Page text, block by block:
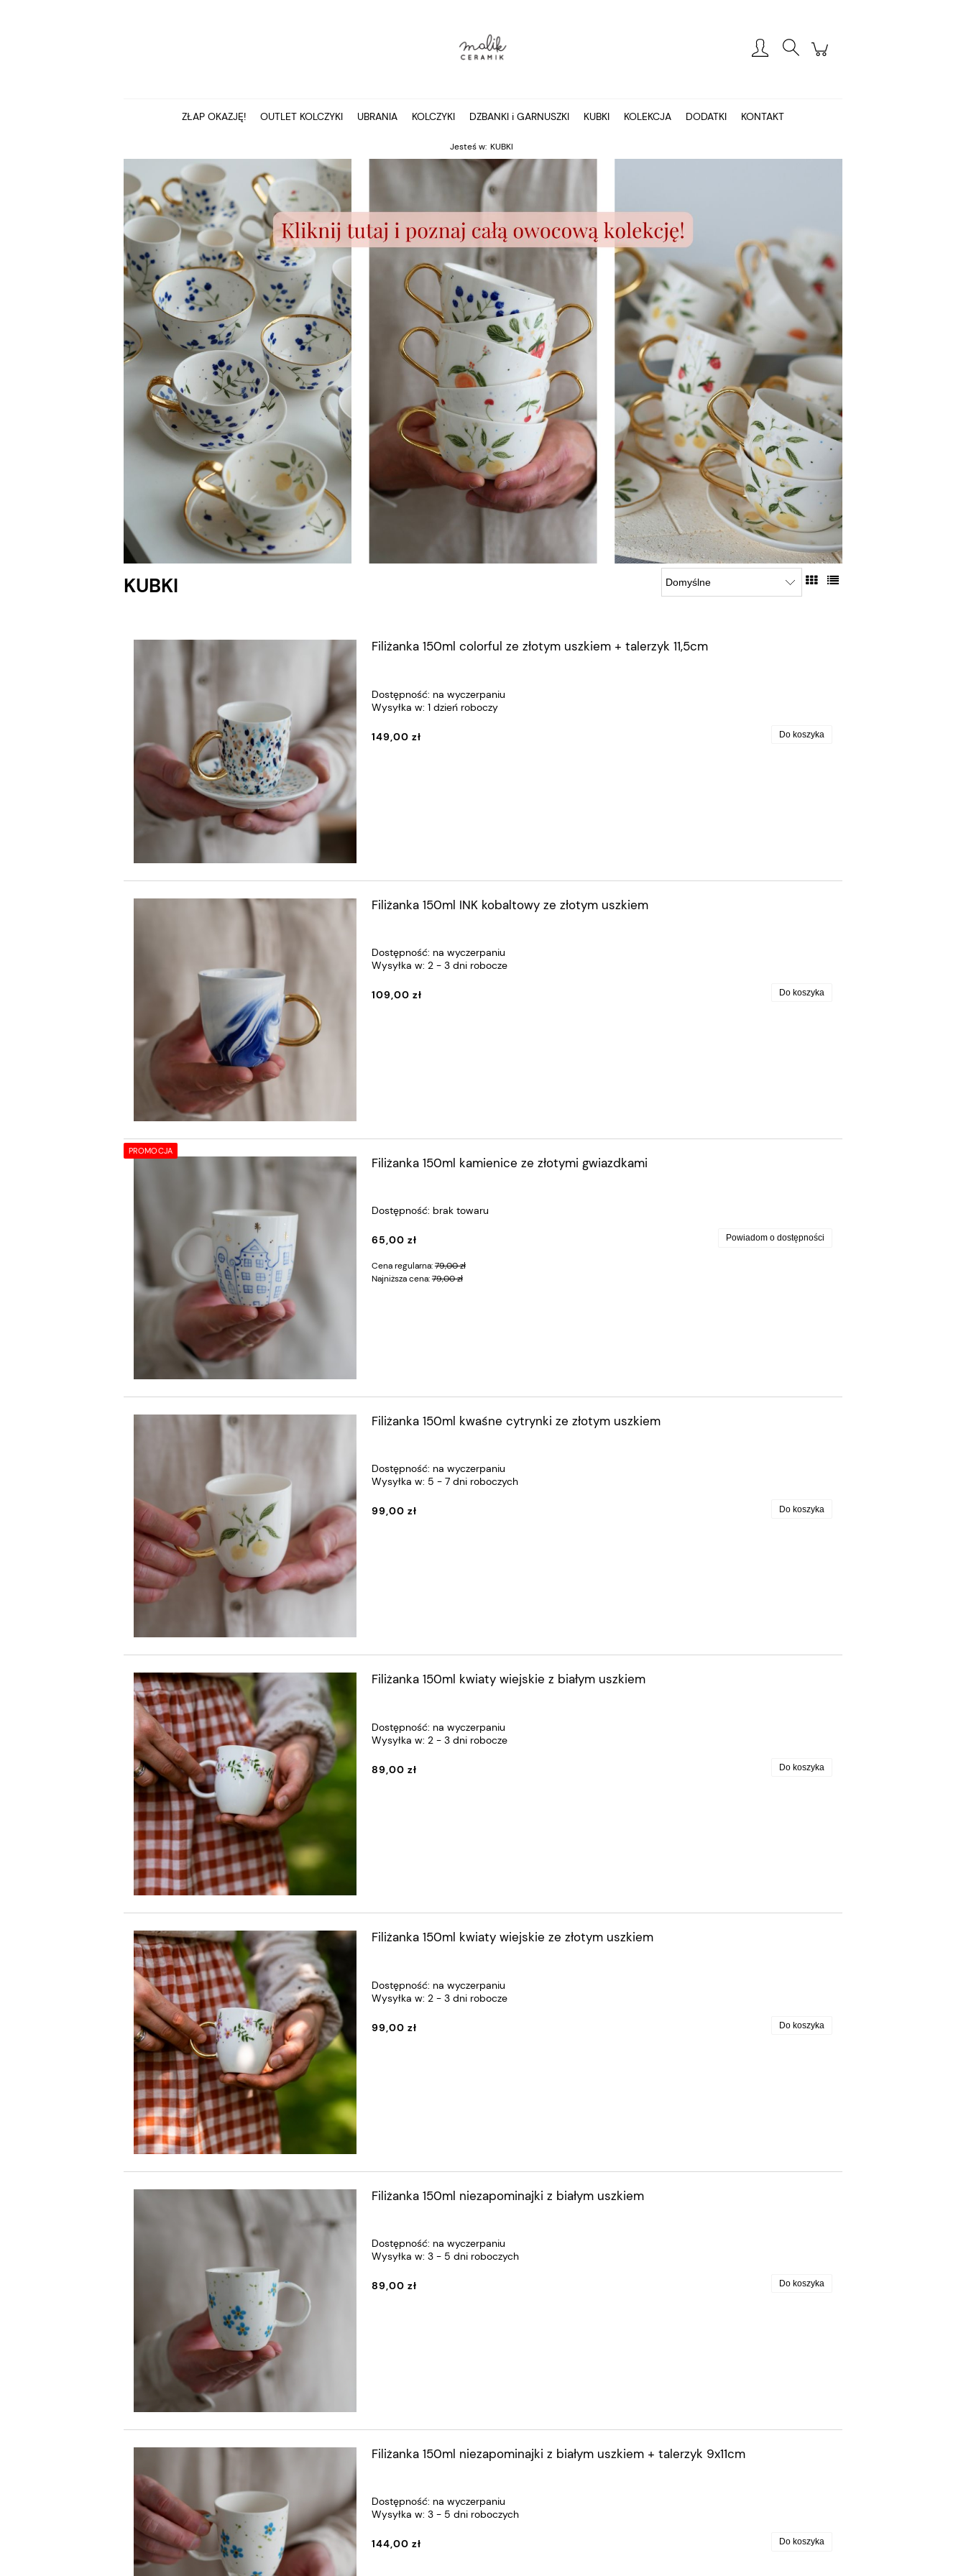
ZŁAP OKAZJĘ! OUTLET KOLCZYKI UBRANIA KOLCZYKI DZBANKI i GARNUSZKI KUBKI KOLEKCJA DODATKI KONTAKT
Jesteś w: KUBKI
KUBKI
Filiżanka 150ml colorful ze złotym uszkiem + talerzyk 11,5cm
Dostępność: na wyczerpaniu
Wysyłka w: 1 dzień roboczy
149,00 zł Do koszyka
Filiżanka 150ml INK kobaltowy ze złotym uszkiem
Dostępność: na wyczerpaniu
Wysyłka w: 2 - 3 dni robocze
109,00 zł Do koszyka
Filiżanka 150ml kamienice ze złotymi gwiazdkami
Dostępność: brak towaru
65,00 zł
Cena regularna:79,00 zł
Najniższa cena:79,00 zł
Powiadom o dostępności
PROMOCJA
Filiżanka 150ml kwaśne cytrynki ze złotym uszkiem
Dostępność: na wyczerpaniu
Wysyłka w: 5 - 7 dni roboczych
99,00 zł Do koszyka
Filiżanka 150ml kwiaty wiejskie z białym uszkiem
Dostępność: na wyczerpaniu
Wysyłka w: 2 - 3 dni robocze
89,00 zł Do koszyka
Filiżanka 150ml kwiaty wiejskie ze złotym uszkiem
Dostępność: na wyczerpaniu
Wysyłka w: 2 - 3 dni robocze
99,00 zł Do koszyka
Filiżanka 150ml niezapominajki z białym uszkiem
Dostępność: na wyczerpaniu
Wysyłka w: 3 - 5 dni roboczych
89,00 zł Do koszyka
Filiżanka 150ml niezapominajki z białym uszkiem + talerzyk 9x11cm
Dostępność: na wyczerpaniu
Wysyłka w: 3 - 5 dni roboczych
144,00 zł Do koszyka